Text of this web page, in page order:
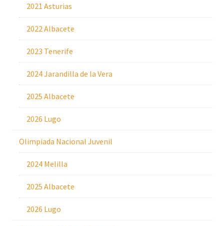
2021 Asturias
2022 Albacete
2023 Tenerife
2024 Jarandilla de la Vera
2025 Albacete
2026 Lugo
Olimpiada Nacional Juvenil
2024 Melilla
2025 Albacete
2026 Lugo